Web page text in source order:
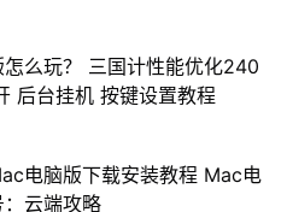
怎么玩？ 三国计性能优化240
后台挂机 按键设置教程
电脑版下载安装教程 Mac电
云端攻略